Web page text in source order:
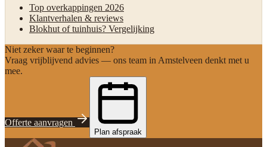
Top overkappingen 2026
Klantverhalen & reviews
Blokhut of tuinhuis? Vergelijking
Niet zeker waar te beginnen?
Vraag vrijblijvend advies — ons team in Amstelveen denkt met u
mee.
Offerte aanvragen
Plan afspraak